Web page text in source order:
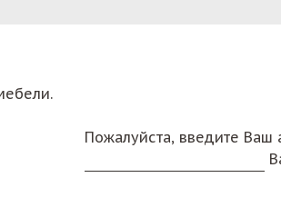
Пожалуйста, введите Ваш